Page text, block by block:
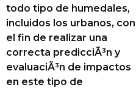
Siguenos
todo tipo de humedales,
incluidos los urbanos, con
el fin de realizar una
correcta predicciÃ³n y
evaluaciÃ³n de impactos
en este tipo de